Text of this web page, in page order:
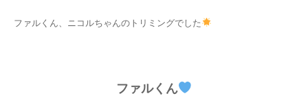
ファルくん、ニコルちゃんのトリミングでした
ファルくん